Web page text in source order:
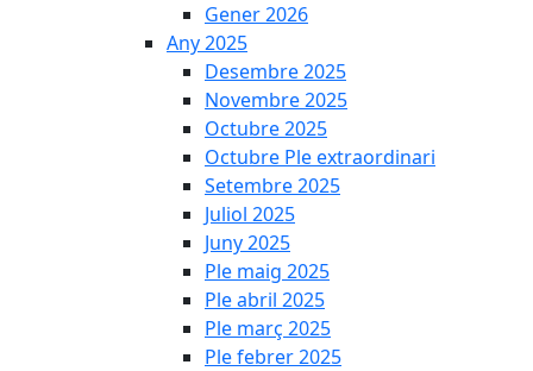
Gener 2026
Any 2025
Desembre 2025
Novembre 2025
Octubre 2025
Octubre Ple extraordinari
Setembre 2025
Juliol 2025
Juny 2025
Ple maig 2025
Ple abril 2025
Ple març 2025
Ple febrer 2025